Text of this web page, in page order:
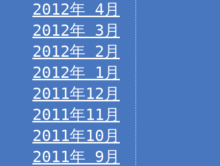
2012年 4月
2012年 3月
2012年 2月
2012年 1月
2011年12月
2011年11月
2011年10月
2011年 9月